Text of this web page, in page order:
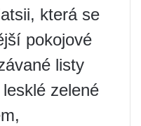
která se
pokojové
listy
zelené